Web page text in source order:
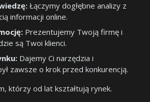
Łączymy dogłębne analizy z
informacji online.
Prezentujemy Twoją firmę i
są Twoi klienci.
Dajemy Ci narzędzia i
zawsze o krok przed konkurencją.
którzy od lat kształtują rynek.